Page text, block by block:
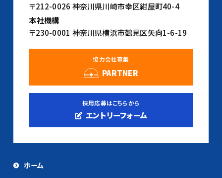
〒212-0026 神奈川県川崎市幸区紺屋町40-4
本社機構
〒230-0001 神奈川県横浜市鶴見区矢向1-6-19
協力会社募集
PARTNER
採用応募はこちらから
エントリーフォーム
ホーム